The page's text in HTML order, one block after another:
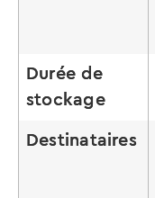
Durée de
stockage
Destinataires